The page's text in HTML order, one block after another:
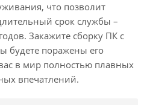
что позволит
срок службы –
Закажите сборку ПК с
будете поражены его
в мир полностью плавных
впечатлений.